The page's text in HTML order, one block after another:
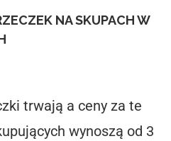
NA SKUPACH W
trwają a ceny za te
wynoszą od 3